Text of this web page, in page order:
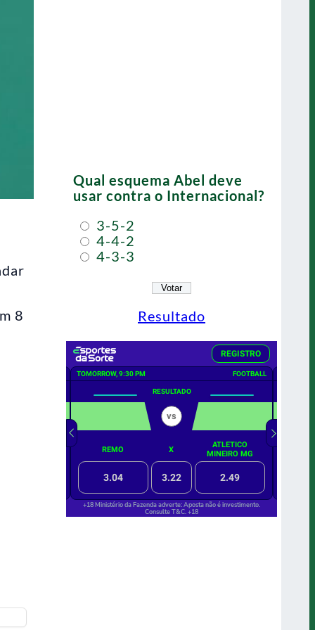
8
Qual esquema Abel deve
usar contra o Internacional?
3-5-2
4-4-2
4-3-3
Resultado